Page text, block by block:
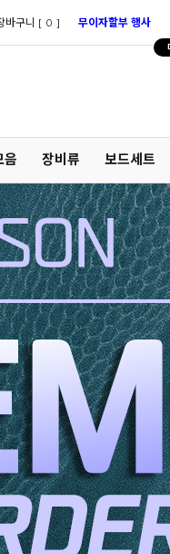
바구니 [ 0 ] 무이자할부 행사
음 장비류 보드세트